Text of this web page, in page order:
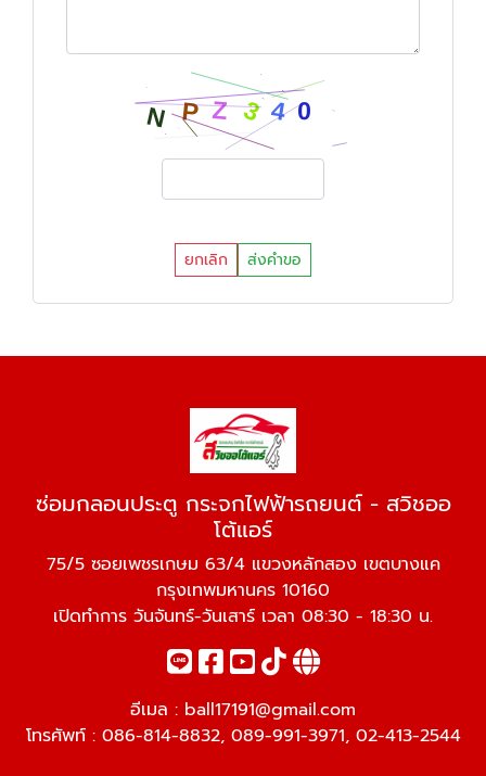
ยกเลิก ส่งคำขอ
ซ่อมกลอนประตู กระจกไฟฟ้ารถยนต์ - สวิชออ
โต้แอร์
75/5 ซอยเพชรเกษม 63/4 แขวงหลักสอง เขตบางแค
กรุงเทพมหานคร 10160
เปิดทำการ วันจันทร์-วันเสาร์ เวลา 08:30 - 18:30 น.
อีเมล : ball17191@gmail.com
โทรศัพท์ : 086-814-8832, 089-991-3971, 02-413-2544